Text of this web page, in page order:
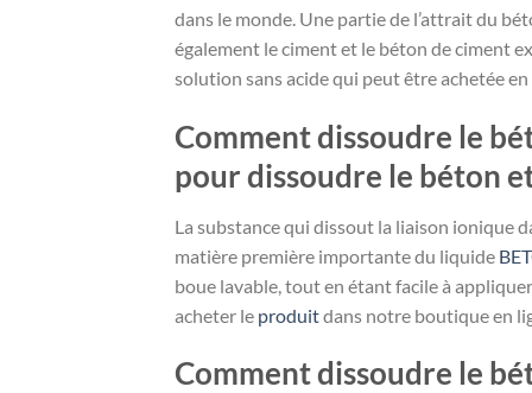
dans le monde. Une partie de l’attrait du
également le ciment et le béton de ciment
solution sans acide qui peut être achetée en
Comment dissoudre le
pour dissoudre le béton
La substance qui dissout la liaison ionique
matière première importante du liquide
boue lavable, tout en étant facile à
acheter le produitdans notre boutique en
Comment dissoudre le